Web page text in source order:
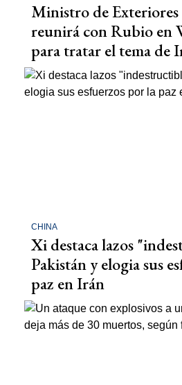
Ministro de Exteriores
reunirá con Rubio en
para tratar el tema de
CHINA
Xi destaca lazos
Pakistán y elogia sus
paz en Irán